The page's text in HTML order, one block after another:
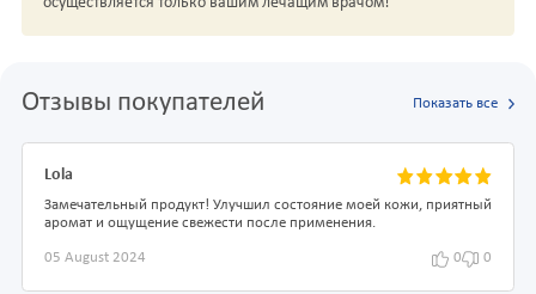
Отзывы покупателей Показать все
Lola
Замечательный продукт! Улучшил состояние моей кожи, приятный
аромат и ощущение свежести после применения.
05 August 2024 0 0